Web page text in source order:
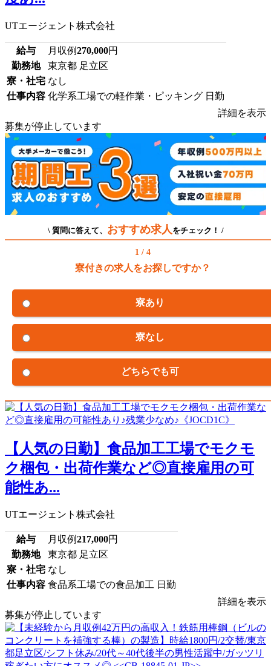
UTエージェント株式会社
給与 月収例270,000円
勤務地
東京都 足立区
寮・社宅 なし
仕事内容 化学系工場での軽作業・ピッキング 日勤
詳細を表示
募集が停止しています
\ 質問に答えて、 おすすめ求人 をチェック！ /
1 / 4
寮付きの求人をお探しですか？
寮あり
寮なし
どちらでも可
【人気の日勤】食品加工工場でモクモ
ク梱包・出荷作業など◎直接雇用の可
能性あ...
UTエージェント株式会社
給与 月収例217,000円
勤務地
東京都 足立区
寮・社宅 なし
仕事内容 食品系工場での食品加工 日勤
詳細を表示
募集が停止しています